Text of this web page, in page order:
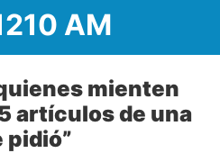
AM
mienten
artículos de una
pidió”